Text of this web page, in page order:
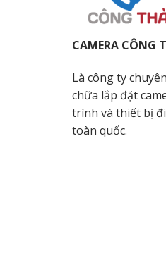
CAMERA CÔNG
Là công ty
chữa lắp đặt
trình và thiết bị
toàn quốc.